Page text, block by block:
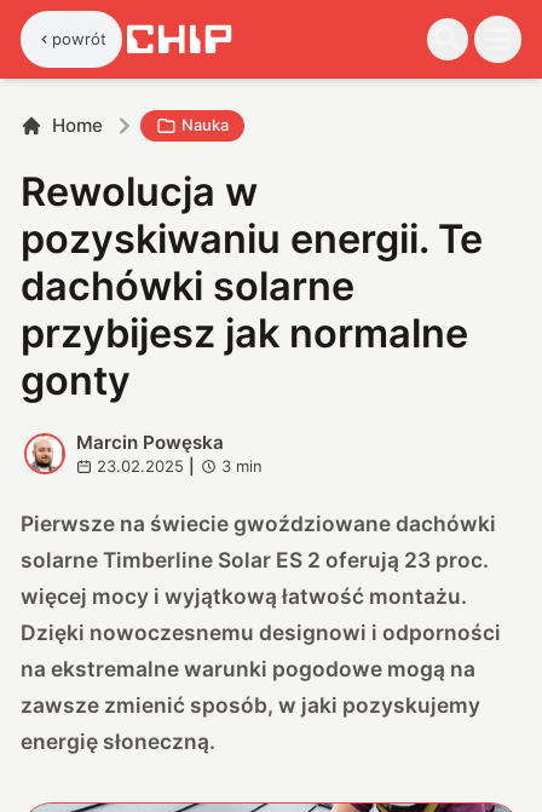
powrót
Home Nauka
Rewolucja w
pozyskiwaniu energii. Te
dachówki solarne
przybijesz jak normalne
gonty
M
Marcin Powęska
23.02.2025 3 min
Pierwsze na świecie gwoździowane dachówki
solarne Timberline Solar ES 2 oferują 23 proc.
więcej mocy i wyjątkową łatwość montażu.
Dzięki nowoczesnemu designowi i odporności
na ekstremalne warunki pogodowe mogą na
zawsze zmienić sposób, w jaki pozyskujemy
energię słoneczną.